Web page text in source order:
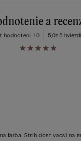
a
5,0z 5
hodnotení: 10
farba. Strih dost vacsi na